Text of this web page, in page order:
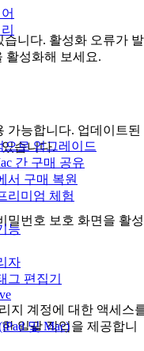
으로 업그레이드
간 구매 공유
서 구매 복원
리미엄 체험
능
자
그 편집기
및 Mac)
니다. 활성화 오류가 발
활성화해 보세요.
가능합니다. 업데이트된
습니다.
밀번호 보호 화면을 활성
지 계정에 대한 액세스
일괄 작업을 제공합니